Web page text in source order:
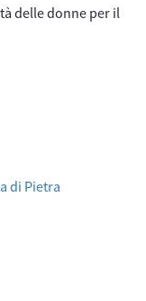
delle donne per il
di Pietra